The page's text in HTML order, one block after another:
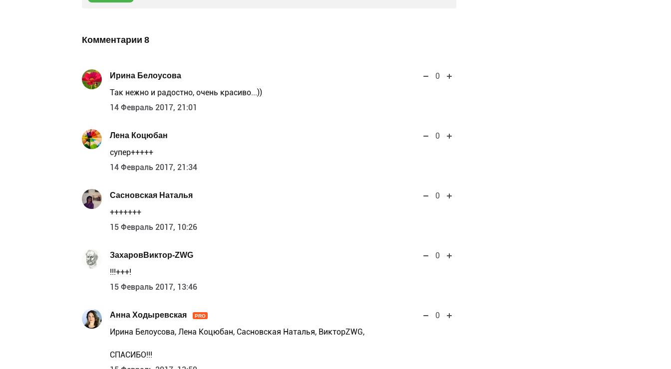
Комментарии 8
Ирина Белоусова
0
Так нежно и радостно, очень красиво...))
14 Февраль 2017, 21:01
Лена Коцюбан
0
супер+++++
14 Февраль 2017, 21:34
Сасновская Наталья
0
+++++++
15 Февраль 2017, 10:26
ЗахаровВиктор-ZWG
0
!!!+++!
15 Февраль 2017, 13:46
Анна Ходыревская PRO
0
Ирина Белоусова, Лена Коцюбан, Сасновская Наталья, ВикторZWG,
СПАСИБО!!!